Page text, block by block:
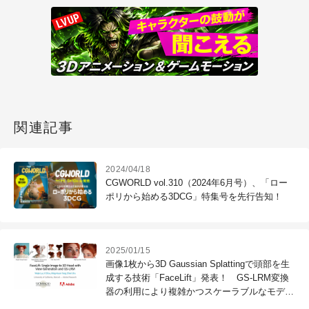
関連記事
2024/04/18
CGWORLD vol.310（2024年6月号）、「ロー
ポリから始める3DCG」特集号を先行告知！
2025/01/15
画像1枚から3D Gaussian Splattingで頭部を生
成する技術「FaceLift」発表！ GS-LRM変換
器の利用により複雑かつスケーラブルなモデル